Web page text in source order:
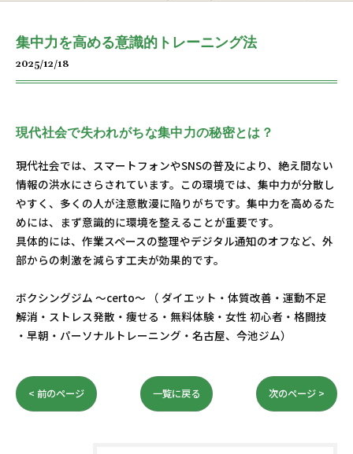
集中力を高める意識的トレーニング法
2025/12/18
現代社会で失われがちな集中力の秘密とは？
現代社会では、スマートフォンやSNSの普及により、絶え間ない
情報の洪水にさらされています。この環境では、集中力が分散し
やすく、多くの人が注意散漫に陥りがちです。集中力を高めるた
めには、まず意識的に環境を整えることが重要です。
具体的には、作業スペースの整理やデジタル通知のオフなど、外
部からの刺激を減らす工夫が効果的です。
ボクシングジム ～certo～ （ ダイエット・体質改善・運動不足
解消・ストレス発散・痩せる・無料体験・女性 初心者・格闘技
・早朝・パーソナルトレーニング・名古屋、今池ジム）
< 前のページ 一覧に戻る 次のページ >